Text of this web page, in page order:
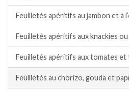
Feuilletés apéritifs au jambon et à
Feuilletés apéritifs aux knackies
Feuilletés apéritifs aux tomates et
Feuilletés au chorizo, gouda et